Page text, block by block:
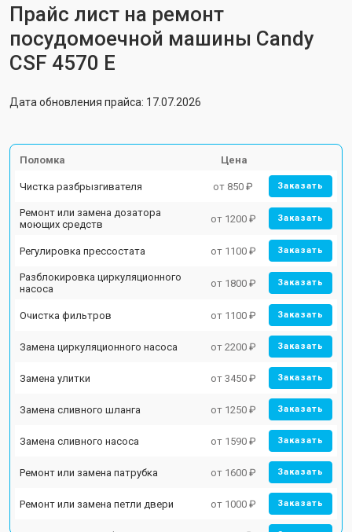
Прайс лист на ремонт
посудомоечной машины Candy
CSF 4570 E
Дата обновления прайса: 17.07.2026
Поломка Цена
Чистка разбрызгивателя от 850 ₽ Заказать
Ремонт или замена дозатора
моющих средств
от 1200 ₽ Заказать
Регулировка прессостата от 1100 ₽ Заказать
Разблокировка циркуляционного
насоса
от 1800 ₽ Заказать
Очистка фильтров от 1100 ₽ Заказать
Замена циркуляционного насоса от 2200 ₽ Заказать
Замена улитки от 3450 ₽ Заказать
Замена сливного шланга от 1250 ₽ Заказать
Замена сливного насоса от 1590 ₽ Заказать
Ремонт или замена патрубка от 1600 ₽ Заказать
Ремонт или замена петли двери от 1000 ₽ Заказать